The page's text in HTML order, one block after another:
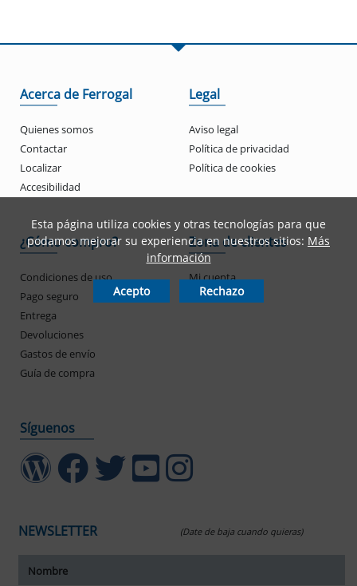
Acerca de Ferrogal
Quienes somos
Contactar
Localizar
Accesibilidad
Legal
Aviso legal
Política de privacidad
Política de cookies
¿Cómo compro?
Condiciones de uso
Pago seguro
Entrega
Devoluciones
Gastos de envío
Guía de compra
Zona de clientes
Mi cuenta
Mis pedidos
Síguenos
NEWSLETTER (Date de baja cuando quieras)
Esta página utiliza cookies y otras tecnologías para que
podamos mejorar su experiencia en nuestros sitios: Más
información
Acepto Rechazo
tamaño del texto